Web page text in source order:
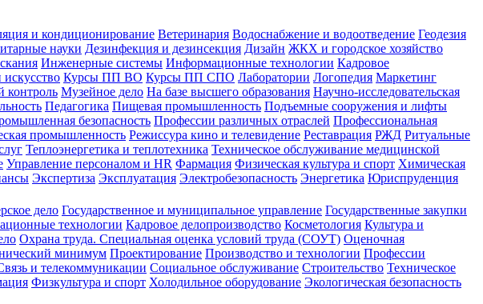
и кондиционирование Ветеринария Водоснабжение и водоотведение Геодезия
науки Дезинфекция и дезинсекция Дизайн ЖКХ и городское хозяйство
Инженерные системы Информационные технологии Кадровое
искусство Курсы ПП ВО Курсы ПП СПО Лаборатории Логопедия Маркетинг
контроль Музейное дело На базе высшего образования Научно-исследовательская
Педагогика Пищевая промышленность Подъемные сооружения и лифты
безопасность Профессии различных отраслей Профессиональная
промышленность Режиссура кино и телевидение Реставрация РЖД Ритуальные
Теплоэнергетика и теплотехника Техническое обслуживание медицинской
Управление персоналом и HR Фармация Физическая культура и спорт Химическая
Экспертиза Эксплуатация Электробезопасность Энергетика Юриспруденция
дело Государственное и муниципальное управление Государственные закупки
технологии Кадровое делопроизводство Косметология Культура и
Охрана труда. Специальная оценка условий труда (СОУТ) Оценочная
минимум Проектирование Производство и технологии Профессии
и телекоммуникации Социальное обслуживание Строительство Техническое
Физкультура и спорт Холодильное оборудование Экологическая безопасность